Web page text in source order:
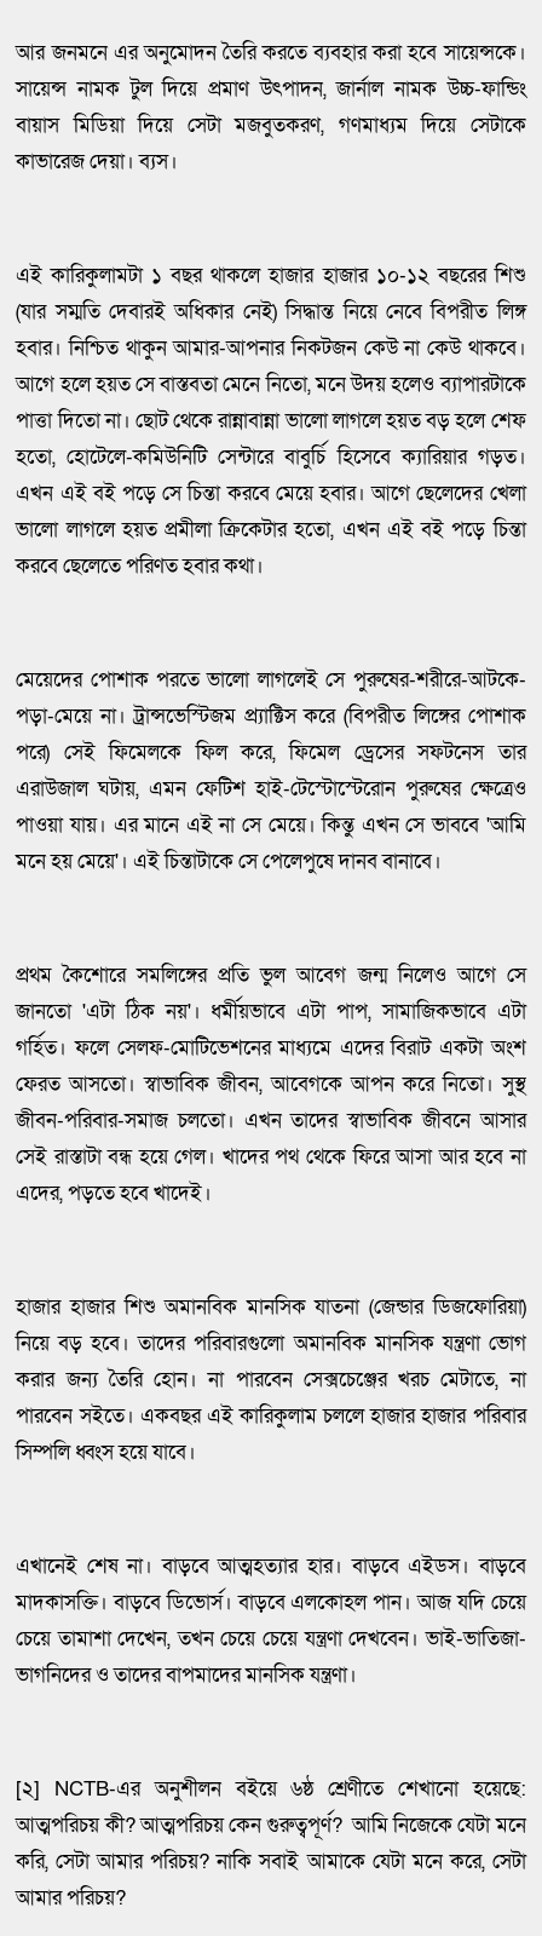
আর জনমনে এর অনুমোদন তৈরি করতে ব্যবহার করা হবে সায়েন্সকে।
সায়েন্স নামক টুল দিয়ে প্রমাণ উৎপাদন, জার্নাল নামক উচ্চ-ফান্ডিং
বায়াস মিডিয়া দিয়ে সেটা মজবুতকরণ, গণমাধ্যম দিয়ে সেটাকে
কাভারেজ দেয়া। ব্যস।
এই কারিকুলামটা ১ বছর থাকলে হাজার হাজার ১০-১২ বছরের শিশু
(যার সম্মতি দেবারই অধিকার নেই) সিদ্ধান্ত নিয়ে নেবে বিপরীত লিঙ্গ
হবার। নিশ্চিত থাকুন আমার-আপনার নিকটজন কেউ না কেউ থাকবে।
আগে হলে হয়ত সে বাস্তবতা মেনে নিতো, মনে উদয় হলেও ব্যাপারটাকে
পাত্তা দিতো না। ছোট থেকে রান্নাবান্না ভালো লাগলে হয়ত বড় হলে শেফ
হতো, হোটেলে-কমিউনিটি সেন্টারে বাবুর্চি হিসেবে ক্যারিয়ার গড়ত।
এখন এই বই পড়ে সে চিন্তা করবে মেয়ে হবার। আগে ছেলেদের খেলা
ভালো লাগলে হয়ত প্রমীলা ক্রিকেটার হতো, এখন এই বই পড়ে চিন্তা
করবে ছেলেতে পরিণত হবার কথা।
মেয়েদের পোশাক পরতে ভালো লাগলেই সে পুরুষের-শরীরে-আটকে-
পড়া-মেয়ে না। ট্রান্সভেস্টিজম প্র্যাক্টিস করে (বিপরীত লিঙ্গের পোশাক
পরে) সেই ফিমেলকে ফিল করে, ফিমেল ড্রেসের সফটনেস তার
এরাউজাল ঘটায়, এমন ফেটিশ হাই-টেস্টোস্টেরোন পুরুষের ক্ষেত্রেও
পাওয়া যায়। এর মানে এই না সে মেয়ে। কিন্তু এখন সে ভাববে 'আমি
মনে হয় মেয়ে'। এই চিন্তাটাকে সে পেলেপুষে দানব বানাবে।
প্রথম কৈশোরে সমলিঙ্গের প্রতি ভুল আবেগ জন্ম নিলেও আগে সে
জানতো 'এটা ঠিক নয়'। ধর্মীয়ভাবে এটা পাপ, সামাজিকভাবে এটা
গর্হিত। ফলে সেলফ-মোটিভেশনের মাধ্যমে এদের বিরাট একটা অংশ
ফেরত আসতো। স্বাভাবিক জীবন, আবেগকে আপন করে নিতো। সুস্থ
জীবন-পরিবার-সমাজ চলতো। এখন তাদের স্বাভাবিক জীবনে আসার
সেই রাস্তাটা বন্ধ হয়ে গেল। খাদের পথ থেকে ফিরে আসা আর হবে না
এদের, পড়তে হবে খাদেই।
হাজার হাজার শিশু অমানবিক মানসিক যাতনা (জেন্ডার ডিজফোরিয়া)
নিয়ে বড় হবে। তাদের পরিবারগুলো অমানবিক মানসিক যন্ত্রণা ভোগ
করার জন্য তৈরি হোন। না পারবেন সেক্সচেঞ্জের খরচ মেটাতে, না
পারবেন সইতে। একবছর এই কারিকুলাম চললে হাজার হাজার পরিবার
সিম্পলি ধ্বংস হয়ে যাবে।
এখানেই শেষ না। বাড়বে আত্মহত্যার হার। বাড়বে এইডস। বাড়বে
মাদকাসক্তি। বাড়বে ডিভোর্স। বাড়বে এলকোহল পান। আজ যদি চেয়ে
চেয়ে তামাশা দেখেন, তখন চেয়ে চেয়ে যন্ত্রণা দেখবেন। ভাই-ভাতিজা-
ভাগনিদের ও তাদের বাপমাদের মানসিক যন্ত্রণা।
[২] NCTB-এর অনুশীলন বইয়ে ৬ষ্ঠ শ্রেণীতে শেখানো হয়েছে:
আত্মপরিচয় কী? আত্মপরিচয় কেন গুরুত্বপূর্ণ? আমি নিজেকে যেটা মনে
করি, সেটা আমার পরিচয়? নাকি সবাই আমাকে যেটা মনে করে, সেটা
আমার পরিচয়?